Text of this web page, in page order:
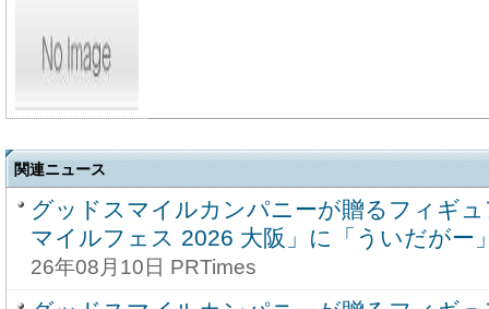
関連ニュース
グッドスマイルカンパニーが贈るフィギ
マイルフェス 2026 大阪」に「ういだがー
26年08月10日 PRTimes